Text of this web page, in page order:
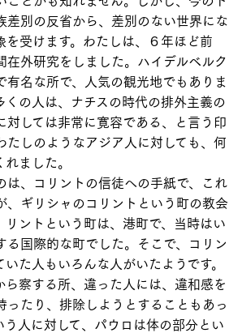
差別の反省から、差別のない世界にな
を受けます。わたしは、６年ほど前
在外研究をしました。ハイデルベルク
有名な所で、人気の観光地でもありま
くの人は、ナチスの時代の排外主義の
対しては非常に寛容である、と言う印
たしのようなアジア人に対しても、何
ました。
、コリントの信徒への手紙で、これ
、ギリシャのコリントという町の教会
リントという町は、港町で、当時はい
る国際的な町でした。そこで、コリン
いた人もいろんな人がいたようです。
ら察する所、違った人には、違和感を
ったり、排除しようとすることもあっ
う人に対して、パウロは体の部分とい